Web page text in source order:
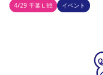
4/29 千葉Ｌ戦
イベント